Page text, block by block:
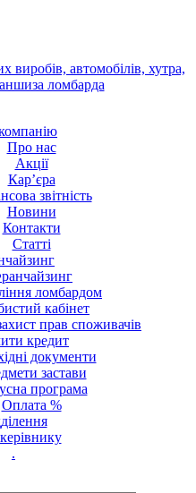
Про нас
Акції
Кар’єра
звітність
Новини
Контакти
Статті
ломбардом
кабінет
прав споживачів
кредит
документи
застави
програма
Оплата %
.